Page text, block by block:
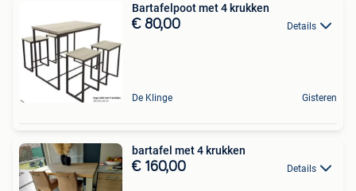
Bartafelpoot met 4 krukken
€ 80,00 Details
De Klinge Gisteren
bartafel met 4 krukken
€ 160,00 Details